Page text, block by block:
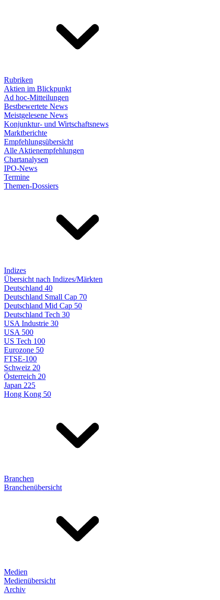
Rubriken
Aktien im Blickpunkt
Ad hoc-Mitteilungen
Bestbewertete News
Meistgelesene News
Konjunktur- und Wirtschaftsnews
Marktberichte
Empfehlungsübersicht
Alle Aktienempfehlungen
Chartanalysen
IPO-News
Termine
Themen-Dossiers
Indizes
Übersicht nach Indizes/Märkten
Deutschland 40
Deutschland Small Cap 70
Deutschland Mid Cap 50
Deutschland Tech 30
USA Industrie 30
USA 500
US Tech 100
Eurozone 50
FTSE-100
Schweiz 20
Österreich 20
Japan 225
Hong Kong 50
Branchen
Branchenübersicht
Medien
Medienübersicht
Archiv